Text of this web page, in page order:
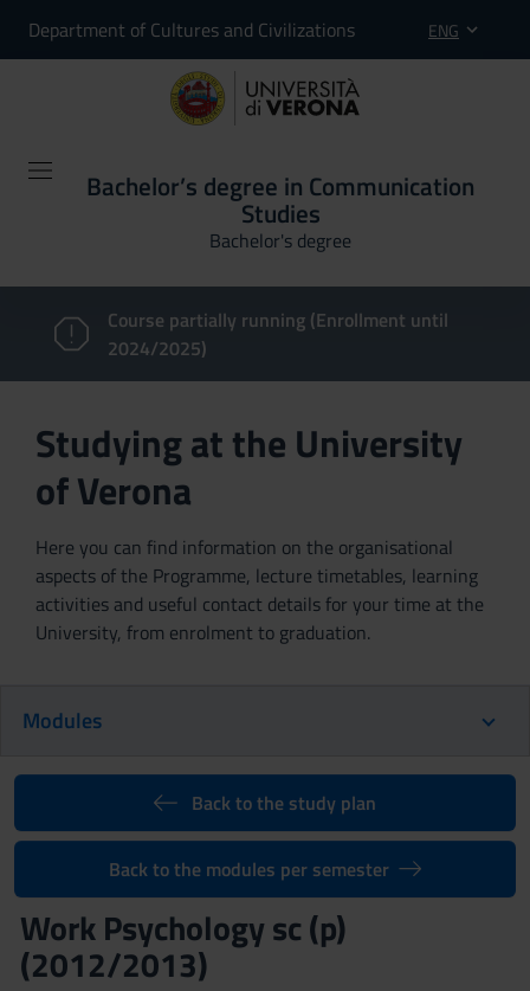
Department of Cultures and Civilizations ENG
Bachelor’s degree in Communication
Studies
Bachelor's degree
Course partially running (Enrollment until
2024/2025)
Studying at the University
of Verona
Here you can find information on the organisational
aspects of the Programme, lecture timetables, learning
activities and useful contact details for your time at the
University, from enrolment to graduation.
Modules
Back to the study plan
Back to the modules per semester
Work Psychology sc (p)
(2012/2013)